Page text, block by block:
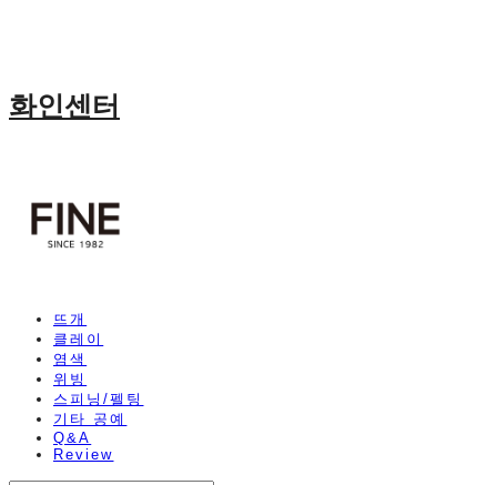
화인센터
뜨개
클레이
염색
위빙
스피닝/펠팅
기타 공예
Q&A
Review